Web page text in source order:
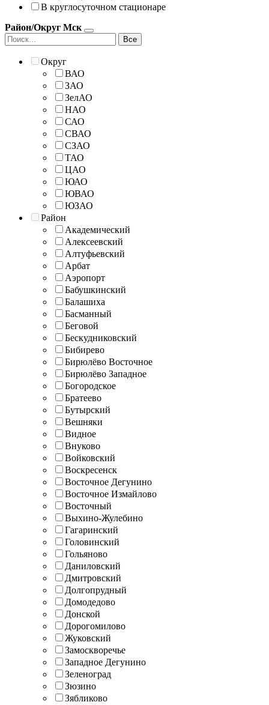
В круглосуточном стационаре
Район/Округ Мск
Все
Округ
ВАО
ЗАО
ЗелАО
НАО
САО
СВАО
СЗАО
ТАО
ЦАО
ЮАО
ЮВАО
ЮЗАО
Район
Академический
Алексеевский
Алтуфьевский
Арбат
Аэропорт
Бабушкинский
Балашиха
Басманный
Беговой
Бескудниковский
Бибирево
Бирюлёво Восточное
Бирюлёво Западное
Богородское
Братеево
Бутырский
Вешняки
Видное
Внуково
Войковский
Воскресенск
Восточное Дегунино
Восточное Измайлово
Восточный
Выхино-Жулебино
Гагаринский
Головинский
Гольяново
Даниловский
Дмитровский
Долгопрудный
Домодедово
Донской
Дорогомилово
Жуковский
Замоскворечье
Западное Дегунино
Зеленоград
Зюзино
Зябликово